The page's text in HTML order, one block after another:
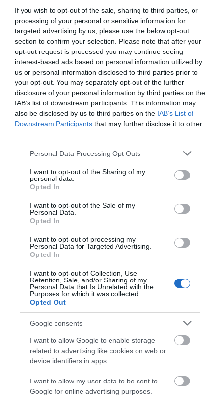
If you wish to opt-out of the sale, sharing to third parties, or
processing of your personal or sensitive information for
targeted advertising by us, please use the below opt-out
section to confirm your selection. Please note that after your
opt-out request is processed you may continue seeing
interest-based ads based on personal information utilized by
us or personal information disclosed to third parties prior to
your opt-out. You may separately opt-out of the further
disclosure of your personal information by third parties on the
IAB’s list of downstream participants. This information may
also be disclosed by us to third parties on the IAB’s List of
Downstream Participants that may further disclose it to other
Please note that this website/app uses one or more Google
not limited to your visit or usage behaviour. You may click to
grant or deny consent to Google and its third-party tags to
use your data for below specified purposes in below Google
consent section.
Personal Data Processing Opt Outs
I want to opt-out of the Sharing of my
personal data.
Opted In
I want to opt-out of the Sale of my
Personal Data.
Opted In
I want to opt-out of processing my
Personal Data for Targeted Advertising.
Opted In
I want to opt-out of Collection, Use,
Retention, Sale, and/or Sharing of my
Personal Data that Is Unrelated with the
Purposes for which it was collected.
Opted Out
Google consents
I want to allow Google to enable storage
related to advertising like cookies on web or
device identifiers in apps.
I want to allow my user data to be sent to
Google for online advertising purposes.
kormányban. Vagy nem mutatja.
Gyurcsány néha megmondja: nem akarnak a
szociális ellátórendszerhez nyúlni. A pénzügyes
diktátorok hörögnek és egyre több cikket rendelnek
a Hírszerzőre meg a Zindexre, hogy írják mán' meg,
milyen szar a helyzet, miért tart el az állam kismillió
munkanélkülit, akik képtelenek az
öngondoskodásra.
Persze, hogy képtelenek, hiszen az oktatási rendszer
képtelen őket felemelni. Ha nem tanítjuk meg nekik
a polgári munkakultúrát, sosem fognak maguktól
úgy élni, ahogy ezt a pénzügyi diktatúra elvárja
engedelmes, birka multirabszolgaként.
Ezek a pénzügyesek sosem jártak még a Teleki téri
piacon és sosem szembesültek azzal a nyomorral,
szegénységgel, mentális és szociális
problémahalmazzal, ami ott tombol. És ugyanez
igaz a Zindex, meg a Hírszerző unatkozó, naplopó,
kokós és ingyenzabálós újságíróira (ismerem őket,
majd' mindet személyesen). Onnan, a szerkesztői,
pénzügyi igazgatói bőrfotelből, a légkondis irodából
és az audi kormánya mögül könnyű kiadni az ukázt
a magát "baloldalinak" nevező Gyurcsány-
kormánynak: csökkentsük a szociális kiadásokat!
Csökkentsük az adókat! Növeljük a
foglalkoztatottságot!
Hogyan is, gyerekek? Ha az oktatási rendszerünk
növeli a társadalmi egyenlőtlenségeket, ha alig van
cigány érettségizett, diplomázott ember és annak is
alig adnak munkát? Hogyan várjuk el tőlük, hogy
dolgozzanak, amikor azt se tudják, mi az? Hogy ne
lopjanak, amikor élniük kell valamiből?